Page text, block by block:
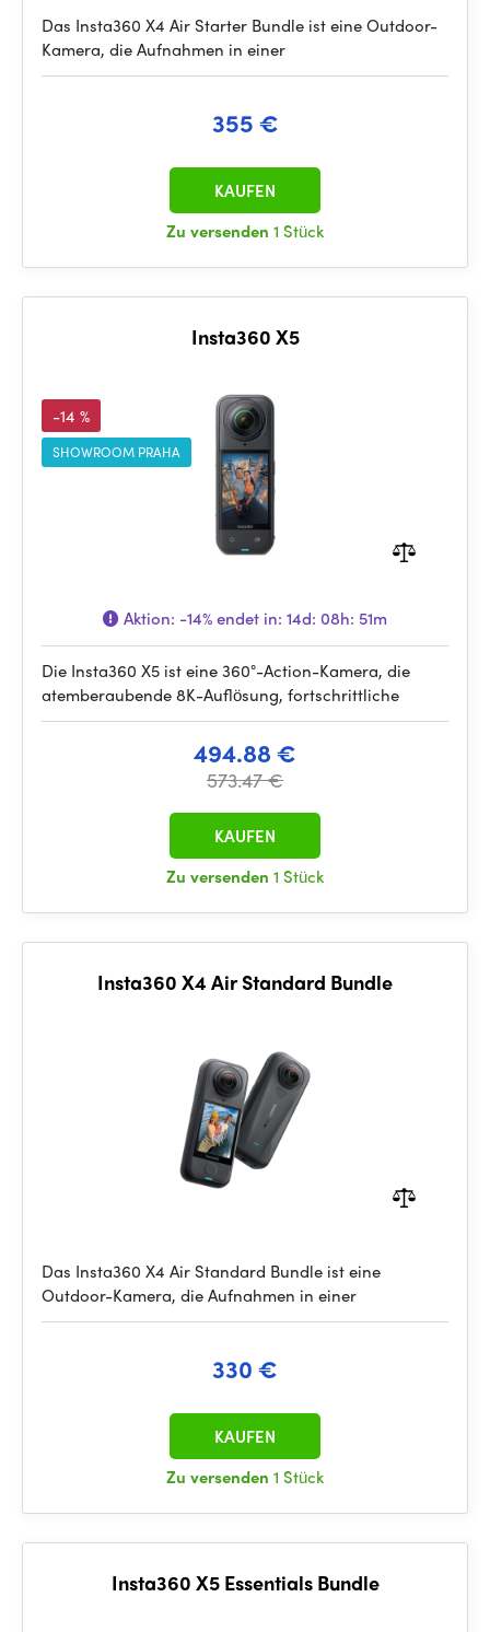
Das Insta360 X4 Air Starter Bundle ist eine Outdoor-
Kamera, die Aufnahmen in einer
355 €
Zu versenden 1 Stück
KAUFEN
Insta360 X5
-14 %
SHOWROOM PRAHA
Aktion: -14%endet in: 14d: 08h: 51m
Die Insta360 X5 ist eine 360°-Action-Kamera, die
atemberaubende 8K-Auflösung, fortschrittliche
494.88 €
573.47 €
Zu versenden 1 Stück
KAUFEN
Insta360 X4 Air Standard Bundle
Das Insta360 X4 Air Standard Bundle ist eine
Outdoor-Kamera, die Aufnahmen in einer
330 €
Zu versenden 1 Stück
KAUFEN
Insta360 X5 Essentials Bundle